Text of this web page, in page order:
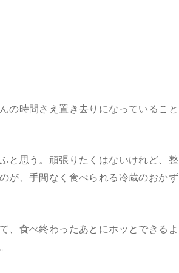
の時間さえ置き去りになっていること
と思う。頑張りたくはないけれど、整
が、手間なく食べられる冷蔵のおかず
、食べ終わったあとにホッとできるよ